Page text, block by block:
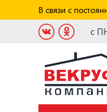
В связи с
с